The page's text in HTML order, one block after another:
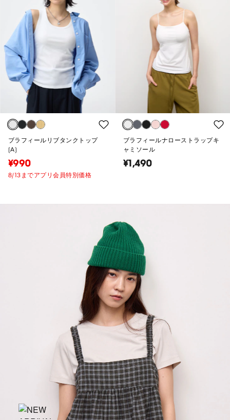
ブラフィールリブタンクトップ
(A)
¥990
8/13までアプリ会員特別価格
ブラフィールナローストラップキ
ャミソール
¥1,490